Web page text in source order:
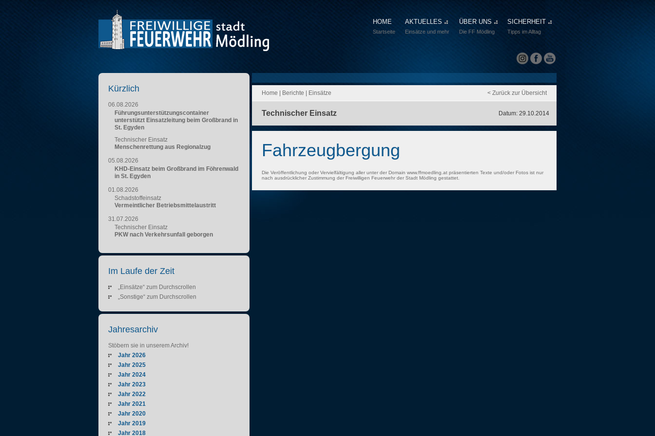
HOME
Startseite
AKTUELLES
Einsätze und mehr
ÜBER UNS
Die FF Mödling
SICHERHEIT
Tipps im Alltag
Home Berichte Einsätze < Zurück zur Übersicht
Technischer Einsatz Datum: 29.10.2014
Fahrzeugbergung
Die Veröffentlichung oder Vervielfältigung aller unter der Domain www.ffmoedling.at präsentierten Texte und/oder Fotos ist nur
nach ausdrücklicher Zustimmung der Freiwilligen Feuerwehr der Stadt Mödling gestattet.
Kürzlich
06.08.2026
Führungsunterstützungscontainer
unterstützt Einsatzleitung beim Großbrand in
St. Egyden
Technischer Einsatz
Menschenrettung aus Regionalzug
05.08.2026
KHD-Einsatz beim Großbrand im Föhrenwald
in St. Egyden
01.08.2026
Schadstoffeinsatz
Vermeintlicher Betriebsmittelaustritt
31.07.2026
Technischer Einsatz
PKW nach Verkehrsunfall geborgen
Im Laufe der Zeit
„Einsätze“ zum Durchscrollen
„Sonstige“ zum Durchscrollen
Jahresarchiv
Stöbern sie in unserem Archiv!
Jahr 2026
Jahr 2025
Jahr 2024
Jahr 2023
Jahr 2022
Jahr 2021
Jahr 2020
Jahr 2019
Jahr 2018